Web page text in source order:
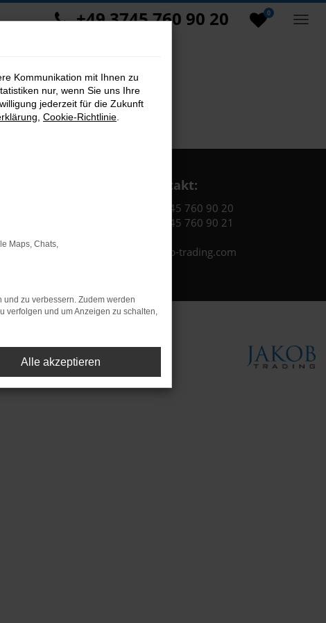
0
+49 3745 760 90 20
Kontakt:
Tel.: +49 3745 760 90 20
Fax: +49 3745 760 90 21
Mail: fj@jakob-trading.com
Kommunikation mit Ihnen zu
nur, wenn Sie uns Ihre
jederzeit für die Zukunft
Cookie-Richtlinie
Maps, Chats,
zu verbessern. Zudem werden
verfolgen und um Anzeigen zu schalten,
Alle akzeptieren